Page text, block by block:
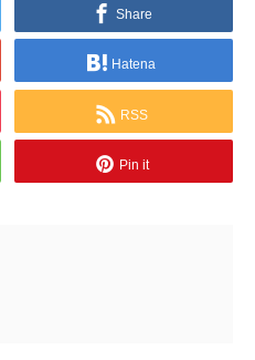
Share
Hatena
RSS
Pin it